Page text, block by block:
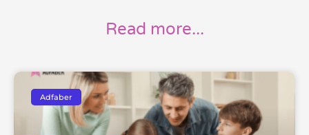
Read more...
Adfaber